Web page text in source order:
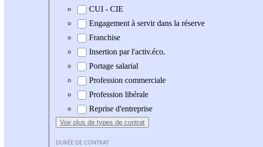
CUI - CIE
Engagement à servir dans la réserve
Franchise
Insertion par l'activ.éco.
Portage salarial
Profession commerciale
Profession libérale
Reprise d'entreprise
Voir plus de types de contrat
DURÉE DE CONTRAT